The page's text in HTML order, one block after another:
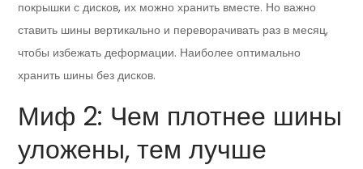
покрышки с дисков, их можно хранить вместе. Но важно
ставить шины вертикально и переворачивать раз в месяц,
чтобы избежать деформации. Наиболее оптимально
хранить шины без дисков.
Миф 2: Чем плотнее шины
уложены, тем лучше